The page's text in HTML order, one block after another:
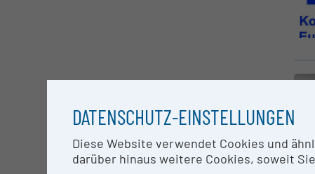
DATENSCHUTZ-EINSTELLUNGEN
Diese Website verwendet Cookies und
darüber hinaus weitere Cookies, soweit